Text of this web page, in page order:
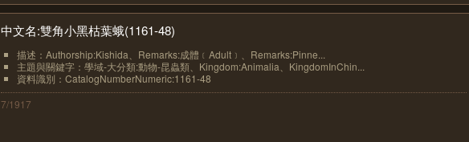
中文名:雙角小黑枯葉蛾(1161-48)
描述：Authorship:Kishida、Remarks:成體﹝Adult﹞、Remarks:Pinne...
主題與關鍵字：學域-大分類:動物-昆蟲類、Kingdom:Animalia、KingdomInChin...
資料識別：CatalogNumberNumeric:1161-48
7/1917